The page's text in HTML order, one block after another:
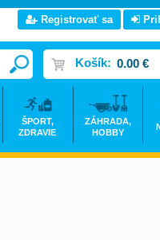
Registrovať sa
Košík: 0.00 €
ŠPORT,
ZDRAVIE
ZÁHRADA,
HOBBY